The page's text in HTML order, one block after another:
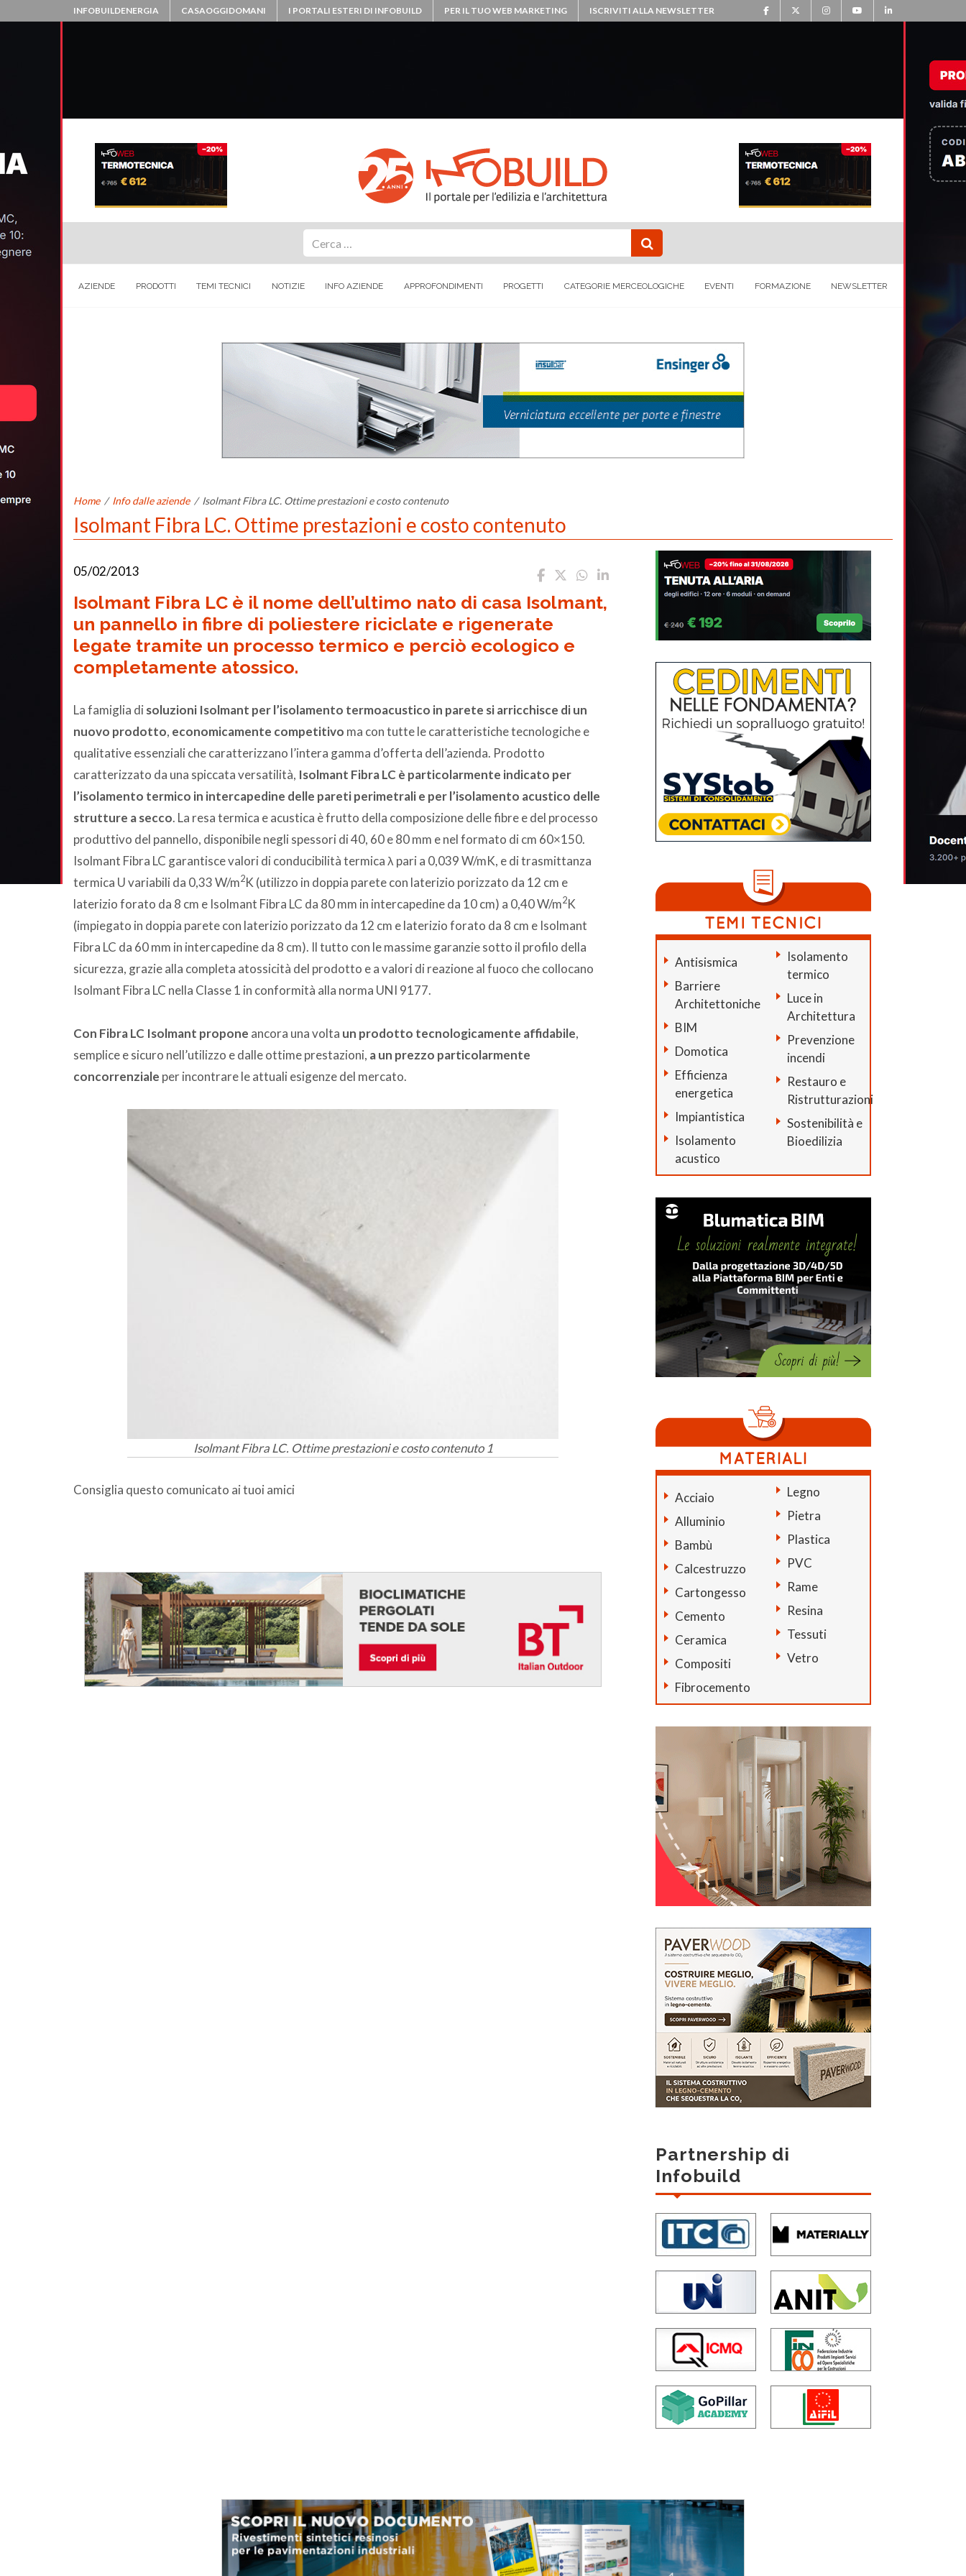
INFOBUILDENERGIA CASAOGGIDOMANI I PORTALI ESTERI DI INFOBUILD PER IL TUO WEB MARKETING ISCRIVITI ALLA NEWSLETTER
AZIENDE PRODOTTI TEMI TECNICI NOTIZIE INFO AZIENDE APPROFONDIMENTI PROGETTI CATEGORIE MERCEOLOGICHE EVENTI FORMAZIONE NEWSLETTER
Home / Info dalle aziende / Isolmant Fibra LC. Ottime prestazioni e costo contenuto
Isolmant Fibra LC. Ottime prestazioni e costo contenuto
05/02/2013
Isolmant Fibra LC è il nome dell’ultimo nato di casa Isolmant,
un pannello in fibre di poliestere riciclate e rigenerate
legate tramite un processo termico e perciò ecologico e
completamente atossico.
La famiglia di soluzioni Isolmant per l’isolamento termoacustico in parete si arricchisce di un
nuovo prodotto, economicamente competitivo ma con tutte le caratteristiche tecnologiche e
qualitative essenziali che caratterizzano l’intera gamma d’offerta dell’azienda. Prodotto
caratterizzato da una spiccata versatilità, Isolmant Fibra LC è particolarmente indicato per
l’isolamento termico in intercapedine delle pareti perimetrali e per l’isolamento acustico delle
strutture a secco. La resa termica e acustica è frutto della composizione delle fibre e del processo
produttivo del pannello, disponibile negli spessori di 40, 60 e 80 mm e nel formato di cm 60×150.
Isolmant Fibra LC garantisce valori di conducibilità termica λ pari a 0,039 W/mK, e di trasmittanza
termica U variabili da 0,33 W/m2K (utilizzo in doppia parete con laterizio porizzato da 12 cm e
laterizio forato da 8 cm e Isolmant Fibra LC da 80 mm in intercapedine da 10 cm) a 0,40 W/m2K
(impiegato in doppia parete con laterizio porizzato da 12 cm e laterizio forato da 8 cm e Isolmant
Fibra LC da 60 mm in intercapedine da 8 cm). Il tutto con le massime garanzie sotto il profilo della
sicurezza, grazie alla completa atossicità del prodotto e a valori di reazione al fuoco che collocano
Isolmant Fibra LC nella Classe 1 in conformità alla norma UNI 9177.
Con Fibra LC Isolmant propone ancora una volta un prodotto tecnologicamente affidabile,
semplice e sicuro nell’utilizzo e dalle ottime prestazioni, a un prezzo particolarmente
concorrenziale per incontrare le attuali esigenze del mercato.
Isolmant Fibra LC. Ottime prestazioni e costo contenuto 1
Consiglia questo comunicato ai tuoi amici
Antisismica
Barriere
Architettoniche
BIM
Domotica
Efficienza
energetica
Impiantistica
Isolamento
acustico
Isolamento
termico
Luce in
Architettura
Prevenzione
incendi
Restauro e
Ristrutturazioni
Sostenibilità e
Bioedilizia
Acciaio
Alluminio
Bambù
Calcestruzzo
Cartongesso
Cemento
Ceramica
Compositi
Fibrocemento
Legno
Pietra
Plastica
PVC
Rame
Resina
Tessuti
Vetro
Partnership di
Infobuild